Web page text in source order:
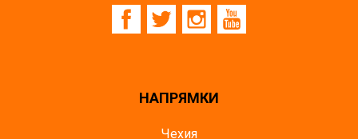
НАПРЯМКИ
Чехия